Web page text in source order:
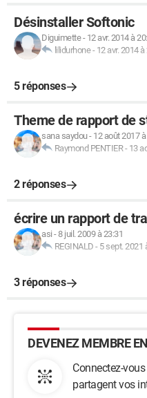
Désinstaller Softonic
Diguimette- 12 avr. 2014 à
lilidurhone- 12 avr. 2014
5 réponses
Theme de rapport de
sana saydou- 12 août 2017
Raymond PENTIER- 13
2 réponses
écrire un rapport de
asi -8 juil. 2009 à 23:31
REGINALD - 5 sept. 2021
3 réponses
DEVENEZ MEMBRE
Connectez-
partagent vos